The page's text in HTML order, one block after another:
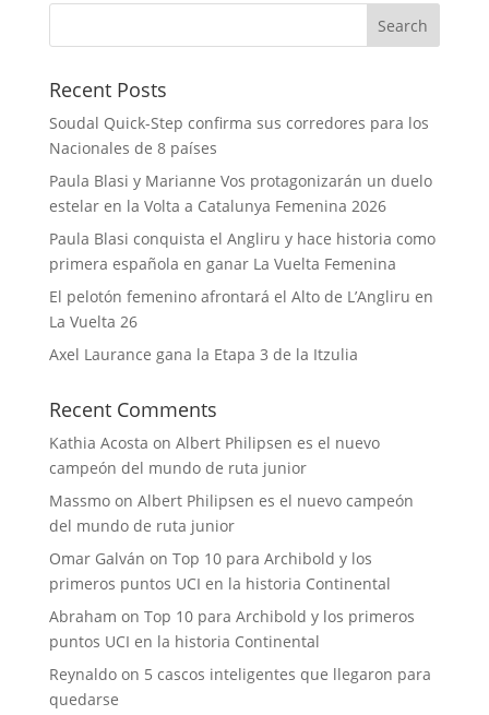
Recent Posts
Soudal Quick-Step confirma sus corredores para los
Nacionales de 8 países
Paula Blasi y Marianne Vos protagonizarán un duelo
estelar en la Volta a Catalunya Femenina 2026
Paula Blasi conquista el Angliru y hace historia como
primera española en ganar La Vuelta Femenina
El pelotón femenino afrontará el Alto de L’Angliru en
La Vuelta 26
Axel Laurance gana la Etapa 3 de la Itzulia
Recent Comments
Kathia Acosta on Albert Philipsen es el nuevo
campeón del mundo de ruta junior
Massmoon Albert Philipsen es el nuevo campeón
del mundo de ruta junior
Omar Galván on Top 10 para Archibold y los
primeros puntos UCI en la historia Continental
Abraham on Top 10 para Archibold y los primeros
puntos UCI en la historia Continental
Reynaldoon 5 cascos inteligentes que llegaron para
quedarse